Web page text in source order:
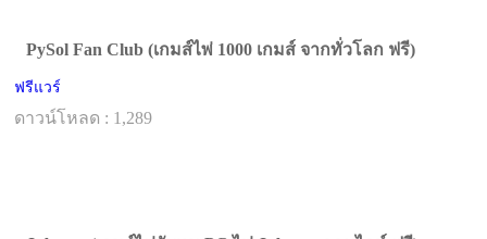
PySol Fan Club (เกมส์ไพ่ 1000 เกมส์ จากทั่วโลก ฟรี)
ฟรีแวร์
ดาวน์โหลด : 1,289